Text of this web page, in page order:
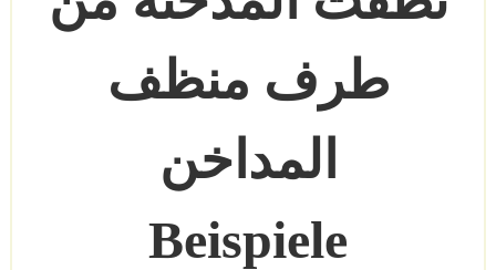
طرف منظف
المداخن
Beispiele